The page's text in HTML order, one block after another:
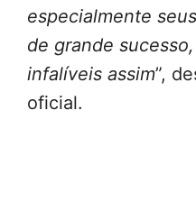
especialmente
de grande
infalíveis assim”,
oficial.